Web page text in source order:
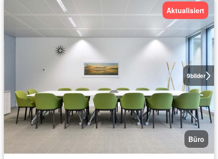
9bilder
Aktualisiert
Büro